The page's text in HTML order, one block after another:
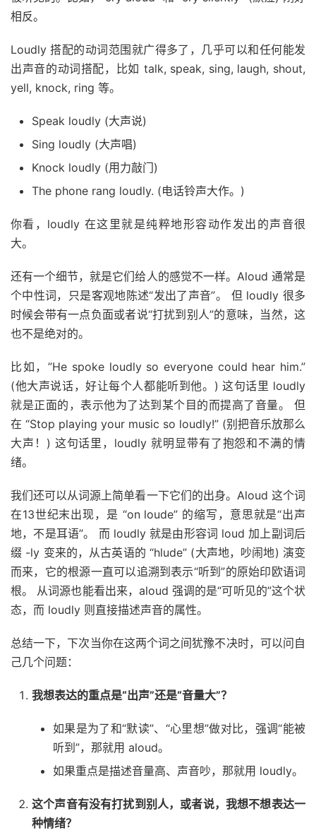
相反。
Loudly 搭配的动词范围就广得多了，几乎可以和任何能发
出声音的动词搭配，比如 talk, speak, sing, laugh, shout,
yell, knock, ring 等。
Speak loudly (大声说)
Sing loudly (大声唱)
Knock loudly (用力敲门)
The phone rang loudly. (电话铃声大作。)
你看，loudly 在这里就是纯粹地形容动作发出的声音很
大。
还有一个细节，就是它们给人的感觉不一样。Aloud 通常是
个中性词，只是客观地陈述“发出了声音”。 但 loudly 很多
时候会带有一点负面或者说“打扰到别人”的意味，当然，这
也不是绝对的。
比如，”He spoke loudly so everyone could hear him.”
(他大声说话，好让每个人都能听到他。) 这句话里 loudly
就是正面的，表示他为了达到某个目的而提高了音量。 但
在 “Stop playing your music so loudly!” (别把音乐放那么
大声！) 这句话里，loudly 就明显带有了抱怨和不满的情
绪。
我们还可以从词源上简单看一下它们的出身。Aloud 这个词
在13世纪末出现，是 “on loude” 的缩写，意思就是“出声
地，不是耳语”。 而 loudly 就是由形容词 loud 加上副词后
缀 -ly 变来的，从古英语的 “hlude” (大声地，吵闹地) 演变
而来，它的根源一直可以追溯到表示“听到”的原始印欧语词
根。 从词源也能看出来，aloud 强调的是“可听见的”这个状
态，而 loudly 则直接描述声音的属性。
总结一下，下次当你在这两个词之间犹豫不决时，可以问自
己几个问题：
我想表达的重点是“出声”还是“音量大”？
如果是为了和“默读”、“心里想”做对比，强调“能被
听到”，那就用 aloud。
如果重点是描述音量高、声音吵，那就用 loudly。
这个声音有没有打扰到别人，或者说，我想不想表达一
种情绪？